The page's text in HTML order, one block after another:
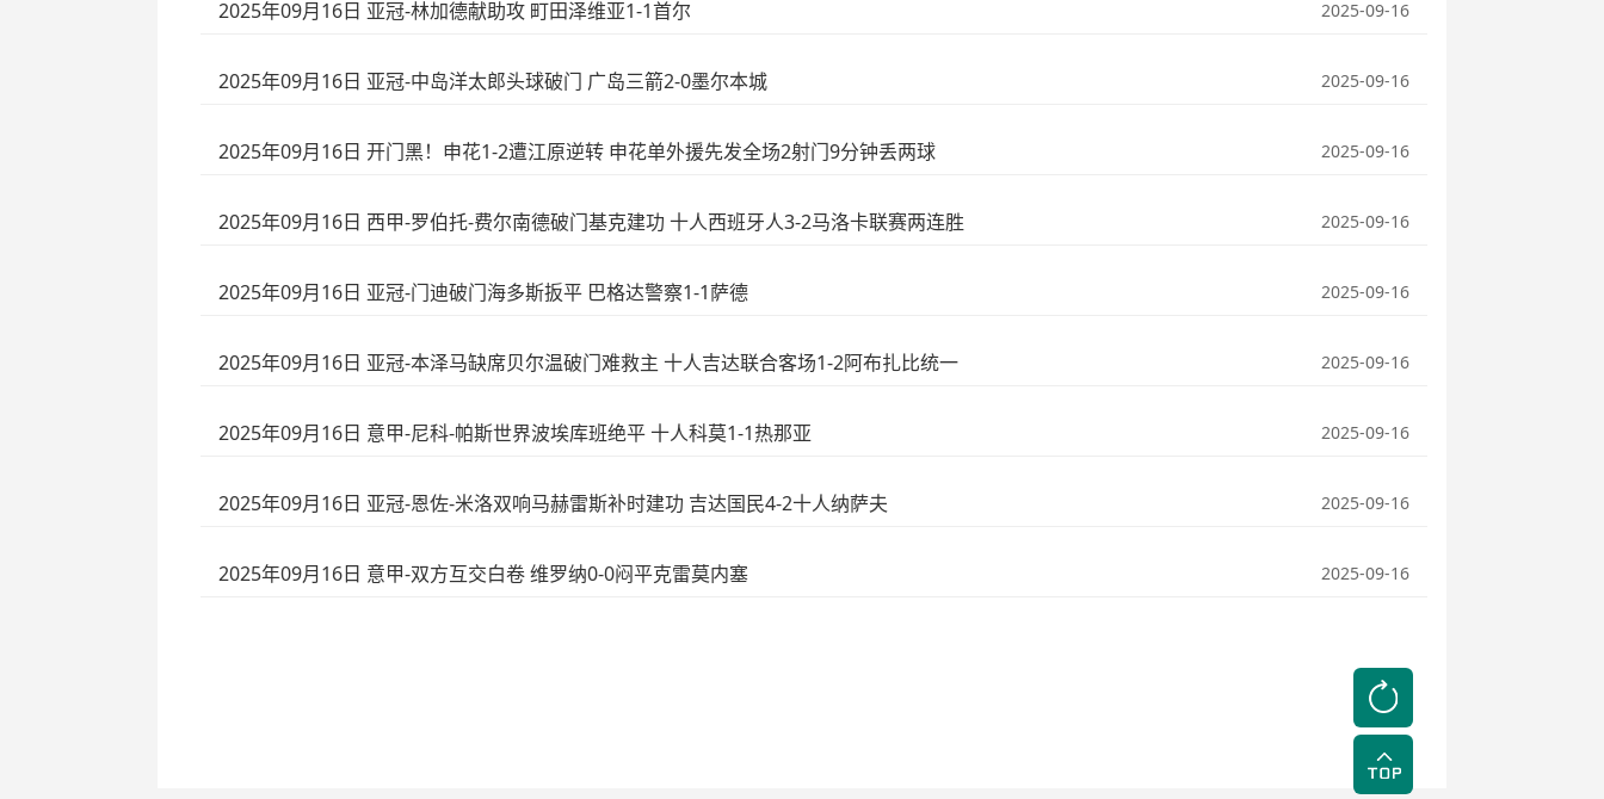
2025年09月16日 亚冠-林加德献助攻 町田泽维亚1-1首尔 2025-09-16
2025年09月16日 亚冠-中岛洋太郎头球破门 广岛三箭2-0墨尔本城 2025-09-16
2025年09月16日 开门黑！申花1-2遭江原逆转 申花单外援先发全场2射门9分钟丢两球 2025-09-16
2025年09月16日 西甲-罗伯托-费尔南德破门基克建功 十人西班牙人3-2马洛卡联赛两连胜 2025-09-16
2025年09月16日 亚冠-门迪破门海多斯扳平 巴格达警察1-1萨德 2025-09-16
2025年09月16日 亚冠-本泽马缺席贝尔温破门难救主 十人吉达联合客场1-2阿布扎比统一 2025-09-16
2025年09月16日 意甲-尼科-帕斯世界波埃库班绝平 十人科莫1-1热那亚 2025-09-16
2025年09月16日 亚冠-恩佐-米洛双响马赫雷斯补时建功 吉达国民4-2十人纳萨夫 2025-09-16
2025年09月16日 意甲-双方互交白卷 维罗纳0-0闷平克雷莫内塞 2025-09-16